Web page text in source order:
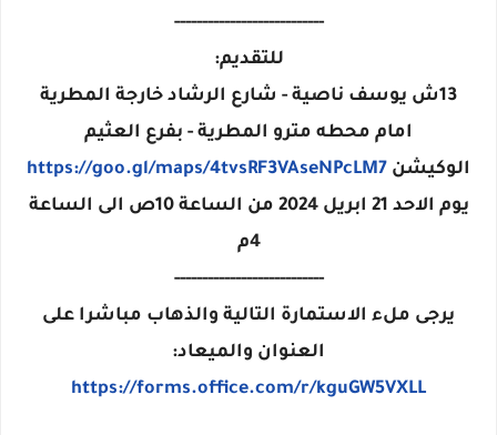
---------------------------
للتقديم:
13ش يوسف ناصية - شارع الرشاد خارجة المطرية
امام محطه مترو المطرية - بفرع العثيم
الوكيشن https://goo.gl/maps/4tvsRF3VAseNPcLM7
يوم الاحد 21 ابريل 2024 من الساعة 10ص الى الساعة
4م
---------------------------
يرجى ملء الاستمارة التالية والذهاب مباشرا على
العنوان والميعاد:
https://forms.office.com/r/kguGW5VXLL